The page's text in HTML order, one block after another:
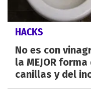
HACKS
No es con
la MEJOR
canillas y del